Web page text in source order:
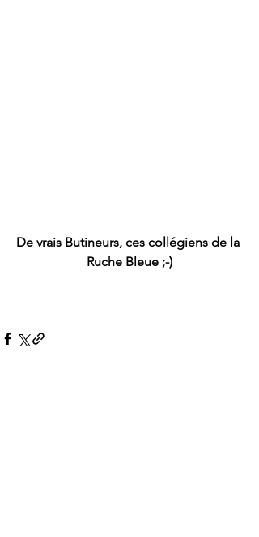
De vrais Butineurs, ces collégiens de la
Ruche Bleue ;-)